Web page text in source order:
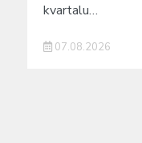
kvartalu…
07.08.2026